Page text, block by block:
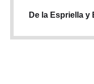
De la Espriella y